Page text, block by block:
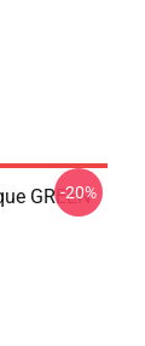
GREEN
-20%